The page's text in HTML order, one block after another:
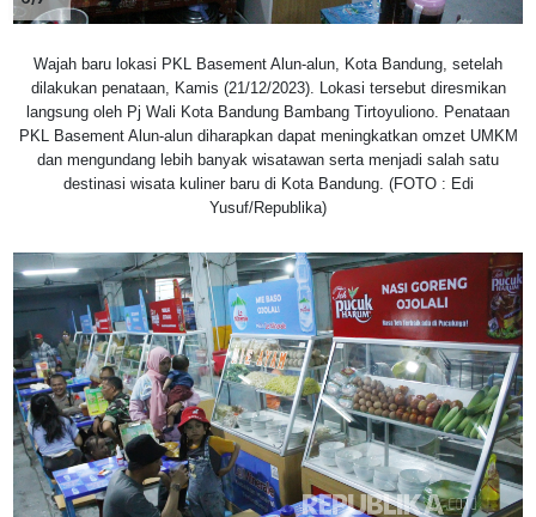
Wajah baru lokasi PKL Basement Alun-alun, Kota Bandung, setelah
dilakukan penataan, Kamis (21/12/2023). Lokasi tersebut diresmikan
langsung oleh Pj Wali Kota Bandung Bambang Tirtoyuliono. Penataan
PKL Basement Alun-alun diharapkan dapat meningkatkan omzet UMKM
dan mengundang lebih banyak wisatawan serta menjadi salah satu
destinasi wisata kuliner baru di Kota Bandung. (FOTO : Edi
Yusuf/Republika)